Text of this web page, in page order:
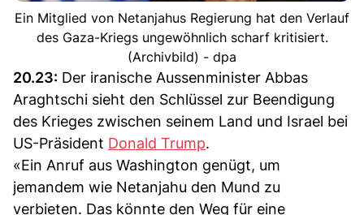
Ein Mitglied von Netanjahus Regierung hat den Verlauf
des Gaza-Kriegs ungewöhnlich scharf kritisiert.
(Archivbild) - dpa
20.23: Der iranische Aussenminister Abbas
Araghtschi sieht den Schlüssel zur Beendigung
des Krieges zwischen seinem Land und Israel bei
US-Präsident Donald Trump.
«Ein Anruf aus Washington genügt, um
jemandem wie Netanjahu den Mund zu
verbieten. Das könnte den Weg für eine